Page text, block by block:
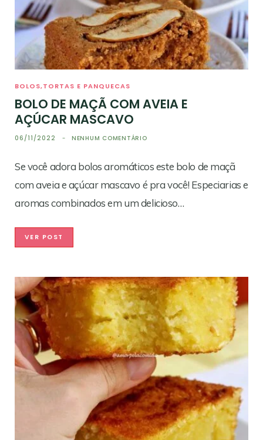
BOLOS,TORTAS E PANQUECAS
BOLO DE MAÇÃ COM AVEIA E
AÇÚCAR MASCAVO
06/11/2022 NENHUM COMENTÁRIO
Se você adora bolos aromáticos este bolo de maçã
com aveia e açúcar mascavo é pra você! Especiarias e
aromas combinados em um delicioso…
VER POST